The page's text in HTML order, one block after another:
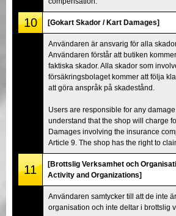
10 [Gokart Skador / Kart Damages]
Användaren är ansvarig för alla
Användaren förstår att butiken
faktiska skador. Alla skador som
försäkringsbolaget kommer att följa
att göra anspråk på skadestånd.
Users are responsible for any
understand that the shop will charge
Damages involving the insurance
Article 9. The shop has the right to
11
[Brottslig Verksamhet och
Activity and Organizations]
Användaren samtycker till att de inte
organisation och inte deltar i brottslig